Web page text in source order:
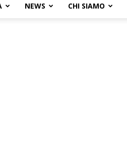
NEWS CHI SIAMO